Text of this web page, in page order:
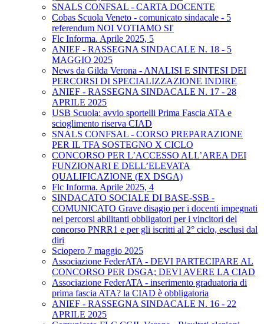
SNALS CONFSAL - CARTA DOCENTE
Cobas Scuola Veneto - comunicato sindacale - 5
referendum NOI VOTIAMO SI'
Flc Informa. Aprile 2025, 5
ANIEF - RASSEGNA SINDACALE N. 18 - 5
MAGGIO 2025
News da Gilda Verona - ANALISI E SINTESI DEI
PERCORSI DI SPECIALIZZAZIONE INDIRE
ANIEF - RASSEGNA SINDACALE N. 17 - 28
APRILE 2025
USB Scuola: avvio sportelli Prima Fascia ATA e
scioglimento riserva CIAD
SNALS CONFSAL - CORSO PREPARAZIONE
PER IL TFA SOSTEGNO X CICLO
CONCORSO PER L’ACCESSO ALL’AREA DEI
FUNZIONARI E DELL’ELEVATA
QUALIFICAZIONE (EX DSGA)
Flc Informa. Aprile 2025, 4
SINDACATO SOCIALE DI BASE-SSB -
COMUNICATO Grave disagio per i docenti impegnati
nei percorsi abilitanti obbligatori per i vincitori del
concorso PNRR1 e per gli iscritti al 2° ciclo, esclusi dal
diri
Sciopero 7 maggio 2025
Associazione FederATA - DEVI PARTECIPARE AL
CONCORSO PER DSGA; DEVI AVERE LA CIAD
Associazione FederATA - inserimento graduatoria di
prima fascia ATA? la CIAD è obbligatoria
ANIEF - RASSEGNA SINDACALE N. 16 - 22
APRILE 2025